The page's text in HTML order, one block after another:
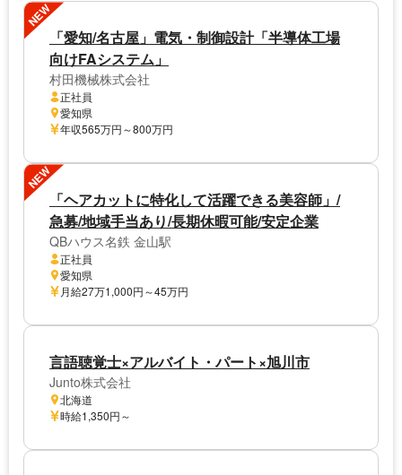
NEW
「愛知/名古屋」電気・制御設計「半導体工場
向けFAシステム」
村田機械株式会社
正社員
愛知県
年収565万円～800万円
NEW
「ヘアカットに特化して活躍できる美容師」/
急募/地域手当あり/長期休暇可能/安定企業
QBハウス名鉄 金山駅
正社員
愛知県
月給27万1,000円～45万円
言語聴覚士×アルバイト・パート×旭川市
Junto株式会社
北海道
時給1,350円～